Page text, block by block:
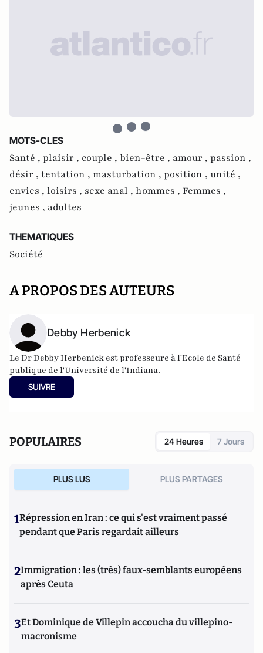
MOTS-CLES
Santé , plaisir , couple , bien-être , amour , passion ,
désir , tentation , masturbation , position , unité ,
envies , loisirs , sexe anal , hommes , Femmes ,
jeunes , adultes
THEMATIQUES
Société
A PROPOS DES AUTEURS
Debby Herbenick
Le Dr Debby Herbenick est professeure à l'Ecole de Santé
publique de l'Université de l'Indiana.
SUIVRE
POPULAIRES 24 Heures 7 Jours
PLUS LUS PLUS PARTAGES
1Répression en Iran : ce qui s'est vraiment passé
pendant que Paris regardait ailleurs
2Immigration : les (très) faux-semblants européens
après Ceuta
3Et Dominique de Villepin accoucha du villepino-
macronisme